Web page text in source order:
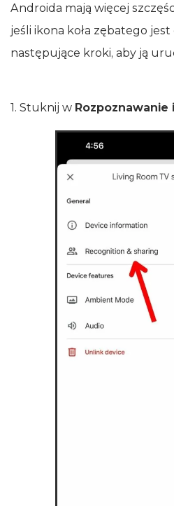
Androida mają więcej
jeśli ikona koła zębatego
następujące kroki, aby ją
1. Stuknij w